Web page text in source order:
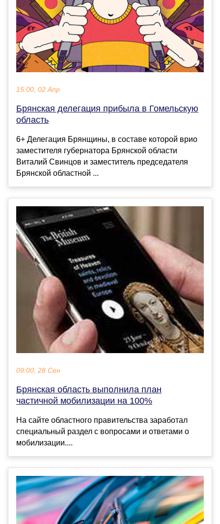
15:00, 02 Апр
Брянская делегация прибыла в Гомельскую
область
6+ Делегация Брянщины, в составе которой врио
заместителя губернатора Брянской области
Виталий Свинцов и заместитель председателя
Брянской областной ...
09:00, 28 Сен
Брянская область выполнила план
частичной мобилизации на 100%
На сайте областного правительства заработал
специальный раздел с вопросами и ответами о
мобилизации....